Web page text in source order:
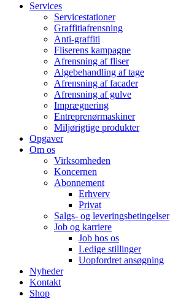
Services
Servicestationer
Graffitiafrensning
Anti-graffiti
Fliserens kampagne
Afrensning af fliser
Algebehandling af tage
Afrensning af facader
Afrensning af gulve
Imprægnering
Entreprenørmaskiner
Miljørigtige produkter
Opgaver
Om os
Virksomheden
Koncernen
Abonnement
Erhverv
Privat
Salgs- og leveringsbetingelser
Job og karriere
Job hos os
Ledige stillinger
Uopfordret ansøgning
Nyheder
Kontakt
Shop